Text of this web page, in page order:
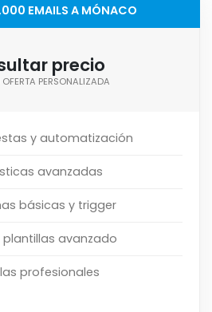
EMAILS A MÓNACO
precio
OFERTA PERSONALIZADA
y automatización
avanzadas
básicas y trigger
plantillas avanzado
profesionales